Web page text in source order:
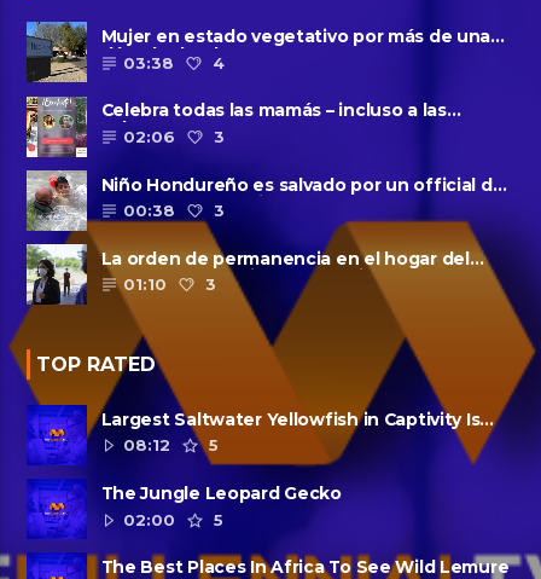
Mujer en estado vegetativo por más de una
década da a luz en un ......
03:38 4
Celebra todas las mamás – incluso a las
solteras – con ......
02:06 3
Niño Hondureño es salvado por un official de
la patrulla fronteriza
00:38 3
La orden de permanencia en el hogar del
condado de Harris se extendió......
01:10 3
TOP RATED
Largest Saltwater Yellowfish in Captivity Is
Dead08:12 5
The Jungle Leopard Gecko
02:00
5
The Best Places In Africa To See Wild Lemure